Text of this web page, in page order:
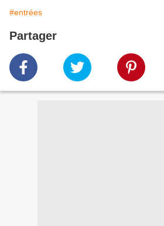
#entrées
Partager